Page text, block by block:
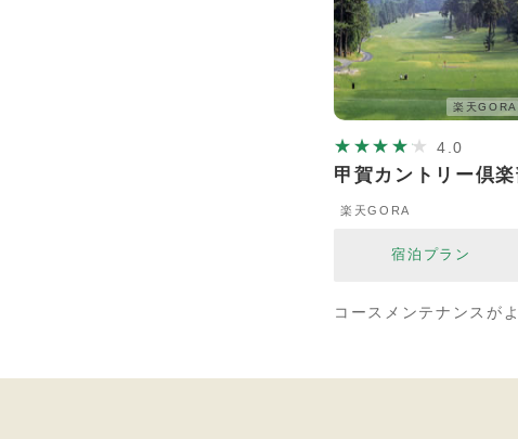
楽天GORA
4.0
甲賀カントリー倶楽
楽天GORA
宿泊プラン
コースメンテナンスが